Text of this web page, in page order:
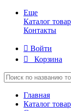
Еще
Каталог
Контакты
Войти
Корзина
Главная
Каталог